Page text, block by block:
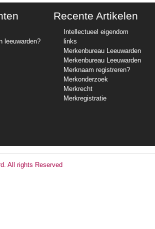
leeuwarden?
Recente Artikelen
Intellectueel eigendom
links
Merkenbureau Leeuwarden
Merkenbureau Leeuwarden
Merknaam registreren?
Merkonderzoek
Merkrecht
Merkregistratie
All rights Reserved